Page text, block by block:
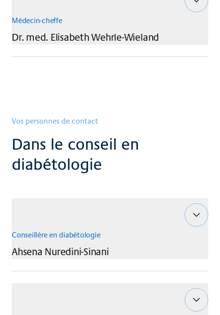
Médecin-cheffe
Dr. med. Elisabeth Wehrle-Wieland
Vos personnes de contact
Dans le conseil en
diabétologie
Conseillère en diabétologie
Ahsena Nuredini-Sinani